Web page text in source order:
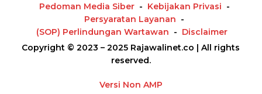
Pedoman Media Siber
Kebijakan Privasi
Persyaratan Layanan
(SOP) Perlindungan Wartawan
Disclaimer
Copyright © 2023 – 2025 Rajawalinet.co | All rights
reserved.
Versi Non AMP